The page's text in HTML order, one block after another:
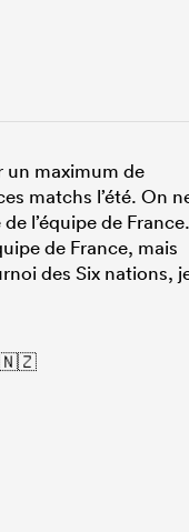
un maximum de
matchs l’été. On
l’équipe de France.
de France, mais
des Six nations,
🇳🇿